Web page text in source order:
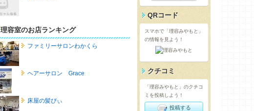
理容室のお店ランキング
ファミリーサロンわかくら
ヘアーサロン Grace
床屋の髪ぴぃ
QRコード
スマホで「理容みやもと」
の情報を見よう！
クチコミ
「理容みやもと」のクチコ
ミを投稿しよう！
投稿する